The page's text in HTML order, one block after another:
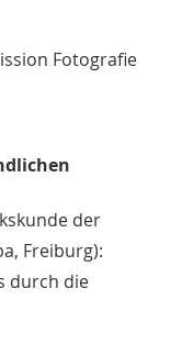
Fotografie
der
Freiburg):
durch die